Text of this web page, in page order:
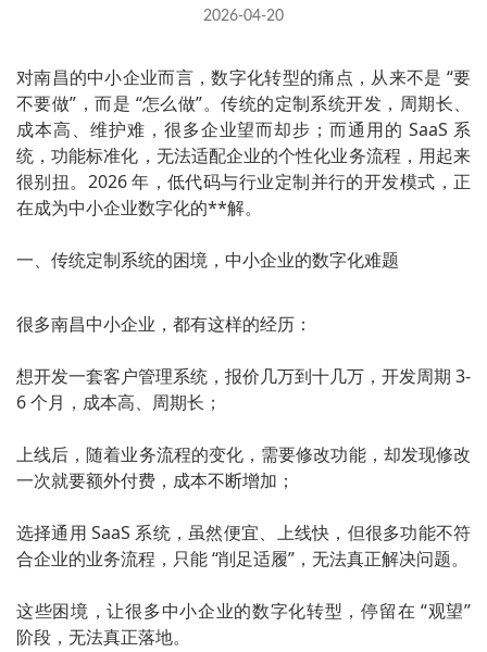
2026-04-20
对南昌的中小企业而言，数字化转型的痛点，从来不是 “要
不要做”，而是 “怎么做”。传统的定制系统开发，周期长、
成本高、维护难，很多企业望而却步；而通用的 SaaS 系
统，功能标准化，无法适配企业的个性化业务流程，用起来
很别扭。2026 年，低代码与行业定制并行的开发模式，正
在成为中小企业数字化的**解。
一、传统定制系统的困境，中小企业的数字化难题
很多南昌中小企业，都有这样的经历：
想开发一套客户管理系统，报价几万到十几万，开发周期 3-
6 个月，成本高、周期长；
上线后，随着业务流程的变化，需要修改功能，却发现修改
一次就要额外付费，成本不断增加；
选择通用 SaaS 系统，虽然便宜、上线快，但很多功能不符
合企业的业务流程，只能 “削足适履”，无法真正解决问题。
这些困境，让很多中小企业的数字化转型，停留在 “观望”
阶段，无法真正落地。